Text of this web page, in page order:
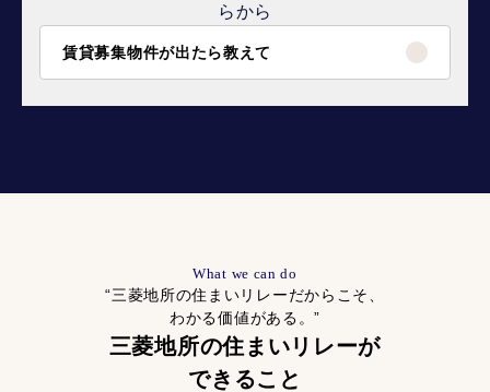
らから
賃貸募集物件が出たら教えて
What we can do
“三菱地所の住まいリレーだからこそ、
わかる価値がある。”
三菱地所の住まいリレーが
できること